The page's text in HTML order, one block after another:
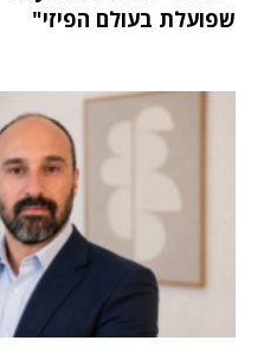
שפועלת בעולם הפיזי"